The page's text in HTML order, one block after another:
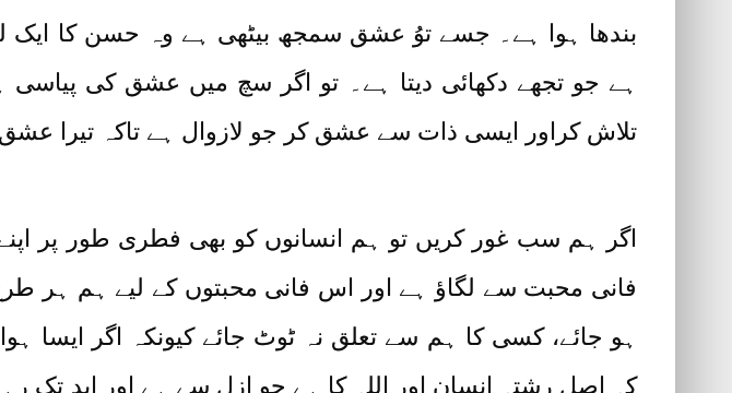
بندھا ہوا ہے۔ جسے توُ عشق سمجھ بیٹھی ہے وہ حسن کا ایک
ہے جو تجھے دکھائی دیتا ہے۔ تو اگر سچ میں عشق کی
تلاش کراور ایسی ذات سے عشق کر جو لازوال ہے تاکہ تیرا عشق
اگر ہم سب غور کریں تو ہم انسانوں کو بھی فطری طور پر اپنے
فانی محبت سے لگاؤ ہے اور اس فانی محبتوں کے لیے ہم ہر
ہو جائے، کسی کا ہم سے تعلق نہ ٹوٹ جائے کیونکہ اگر ایسا
کہ اصل رشتہ انسان اور اللہ کا ہے جو ازل سے ہے اور ابد تک